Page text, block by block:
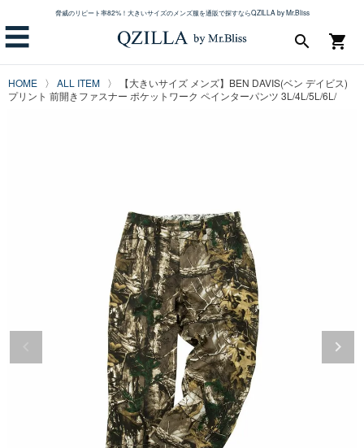
脅威のリピート率82%！大きいサイズのメンズ服を通販で探すならQZILLA by Mr.Bliss
☰ shopping_cart
search
HOME ALL ITEM
【大きいサイズ メンズ】BEN DAVIS(ベン デイビス)
プリント 前開きファスナー ポケットワーク ペインターパンツ 3L/4L/5L/6L/